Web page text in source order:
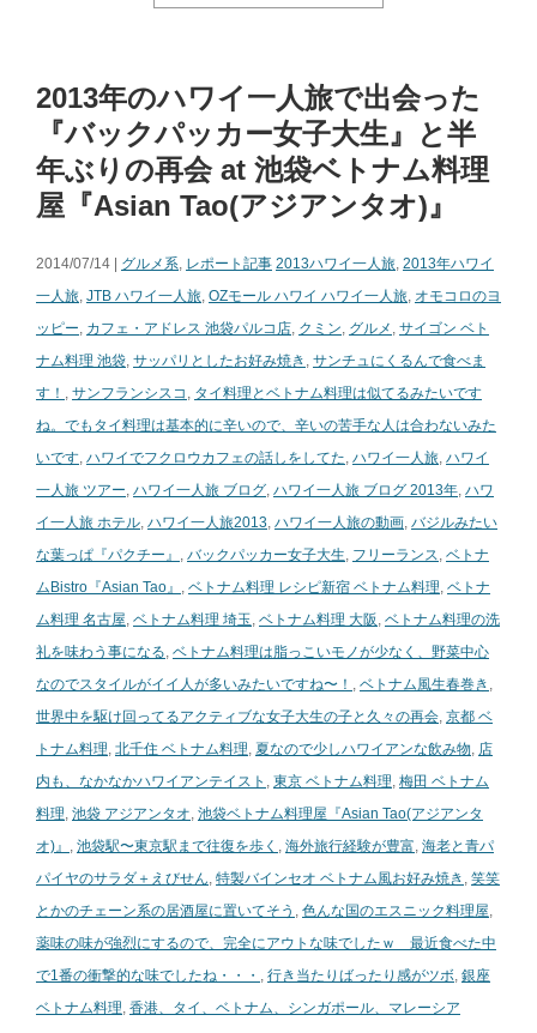
2013年のハワイ一人旅で出会った
『バックパッカー女子大生』と半
年ぶりの再会 at 池袋ベトナム料理
屋『Asian Tao(アジアンタオ)』
2014/07/14 | グルメ系, レポート記事 2013ハワイ一人旅, 2013年ハワイ
一人旅, JTB ハワイ一人旅, OZモール ハワイ ハワイ一人旅, オモコロのヨ
ッピー, カフェ・アドレス 池袋パルコ店, クミン, グルメ , サイゴン ベト
ナム料理 池袋, サッパリとしたお好み焼き , サンチュにくるんで食べま
す！ , サンフランシスコ , タイ料理とベトナム料理は似てるみたいです
ね。でもタイ料理は基本的に辛いので、辛いの苦手な人は合わないみた
いです, ハワイでフクロウカフェの話しをしてた, ハワイ一人旅, ハワイ
一人旅 ツアー, ハワイ一人旅 ブログ, ハワイ一人旅 ブログ 2013年, ハワ
イ一人旅 ホテル, ハワイ一人旅2013, ハワイ一人旅の動画, バジルみたい
な葉っぱ『パクチー』 , バックパッカー女子大生, フリーランス, ベトナ
ムBistro『Asian Tao』 , ベトナム料理 レシピ新宿 ベトナム料理, ベトナ
ム料理 名古屋, ベトナム料理 埼玉, ベトナム料理 大阪, ベトナム料理の洗
礼を味わう事になる, ベトナム料理は脂っこいモノが少なく、野菜中心
なのでスタイルがイイ人が多いみたいですね〜！ , ベトナム風生春巻き ,
世界中を駆け回ってるアクティブな女子大生の子と久々の再会, 京都 ベ
トナム料理, 北千住 ベトナム料理, 夏なので少しハワイアンな飲み物, 店
内も、なかなかハワイアンテイスト , 東京 ベトナム料理, 梅田 ベトナム
料理, 池袋 アジアンタオ, 池袋ベトナム料理屋『Asian Tao(アジアンタ
オ)』 , 池袋駅〜東京駅まで往復を歩く , 海外旅行経験が豊富, 海老と青パ
パイヤのサラダ＋えびせん, 特製バインセオ ベトナム風お好み焼き , 笑笑
とかのチェーン系の居酒屋に置いてそう , 色んな国のエスニック料理屋,
薬味の味が強烈にするので、完全にアウトな味でしたｗ 最近食べた中
で1番の衝撃的な味でしたね・・・ , 行き当たりばったり感がツボ, 銀座
ベトナム料理, 香港、タイ、ベトナム、シンガポール、マレーシア